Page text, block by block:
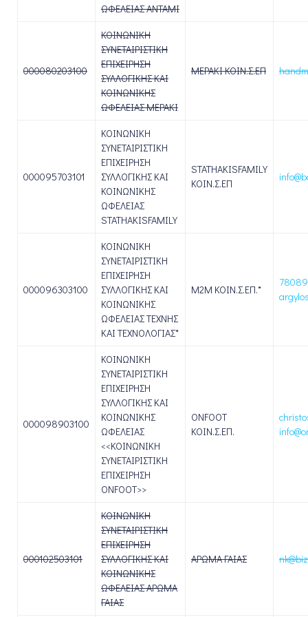
ΩΦΕΛΕΙΑΣ ΑΝΤΑΜΙ
000080203100
ΚΟΙΝΩΝΙΚΗ
ΣΥΝΕΤΑΙΡΙΣΤΙΚΗ
ΕΠΙΧΕΙΡΗΣΗ
ΣΥΛΛΟΓΙΚΗΣ ΚΑΙ
ΚΟΙΝΩΝΙΚΗΣ
ΩΦΕΛΕΙΑΣ ΜΕΡΑΚΙ
ΜΕΡΑΚΙ ΚΟΙΝ.Σ.ΕΠ
000095703101
ΚΟΙΝΩΝΙΚΗ
ΣΥΝΕΤΑΙΡΙΣΤΙΚΗ
ΕΠΙΧΕΙΡΗΣΗ
ΣΥΛΛΟΓΙΚΗΣ ΚΑΙ
ΚΟΙΝΩΝΙΚΗΣ
ΩΦΕΛΕΙΑΣ
STATHAKISFAMILY
STATHAKISFAMILY
ΚΟΙΝ.Σ.ΕΠ
000096303100
ΚΟΙΝΩΝΙΚΗ
ΣΥΝΕΤΑΙΡΙΣΤΙΚΗ
ΕΠΙΧΕΙΡΗΣΗ
ΣΥΛΛΟΓΙΚΗΣ ΚΑΙ
ΚΟΙΝΩΝΙΚΗΣ
ΩΦΕΛΕΙΑΣ ΤΕΧΝΗΣ
ΚΑΙ ΤΕΧΝΟΛΟΓΙΑΣ*
M2M ΚΟΙΝ.Σ.ΕΠ.*
000098903100
ΚΟΙΝΩΝΙΚΗ
ΣΥΝΕΤΑΙΡΙΣΤΙΚΗ
ΕΠΙΧΕΙΡΗΣΗ
ΣΥΛΛΟΓΙΚΗΣ ΚΑΙ
ΚΟΙΝΩΝΙΚΗΣ
ΩΦΕΛΕΙΑΣ
<<ΚΟΙΝΩΝΙΚΗ
ΣΥΝΕΤΑΙΡΙΣΤΙΚΗ
ΕΠΙΧΕΙΡΗΣΗ
ONFOOT>>
ONFOOT
ΚΟΙΝ.Σ.ΕΠ.
000102503101
ΚΟΙΝΩΝΙΚΗ
ΣΥΝΕΤΑΙΡΙΣΤΙΚΗ
ΕΠΙΧΕΙΡΗΣΗ
ΣΥΛΛΟΓΙΚΗΣ ΚΑΙ
ΚΟΙΝΩΝΙΚΗΣ
ΩΦΕΛΕΙΑΣ ΑΡΩΜΑ
ΓΑΙΑΣ
ΑΡΩΜΑ ΓΑΙΑΣ